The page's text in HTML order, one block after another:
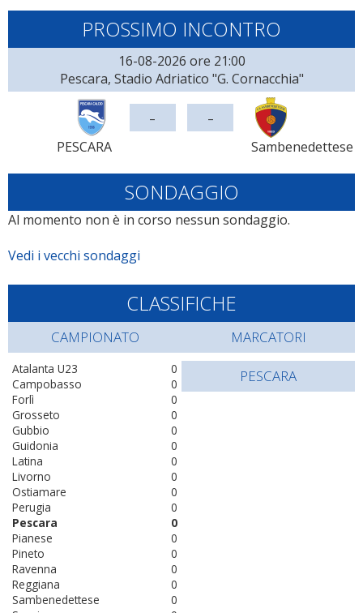
PROSSIMO INCONTRO
16-08-2026 ore 21:00
Pescara, Stadio Adriatico "G. Cornacchia"
PESCARA
- -
Sambenedettese
SONDAGGIO
Al momento non è in corso nessun sondaggio.
Vedi i vecchi sondaggi
CLASSIFICHE
CAMPIONATO
0
Atalanta U23
0
Campobasso
0
Forlì
0
Grosseto
0
Gubbio
0
Guidonia
0
Latina
0
Livorno
0
Ostiamare
0
Perugia
0
Pescara
0
Pianese
0
Pineto
0
Ravenna
0
Reggiana
0
Sambenedettese
MARCATORI
PESCARA